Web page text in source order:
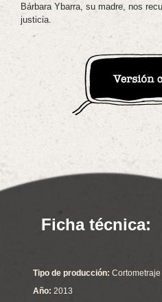
Bárbara Ybarra, su madre, nos
justicia.
Ficha técnica:
Tipo de producción: Cortometraje
Año: 2013